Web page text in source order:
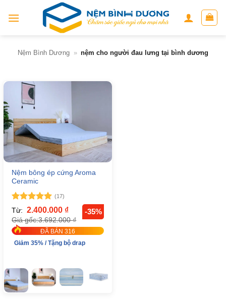
Nệm Bình Dương » nệm cho người đau lưng tại bình dương
Nệm bông ép cứng Aroma
Ceramic
Được xếp
hạng5
5
sao
(17)
Từ: 2.400.000 ₫
Giá gốc:3.692.000₫
-35%
ĐÃ BÁN 316
Giảm 35% / Tặng bộ drap